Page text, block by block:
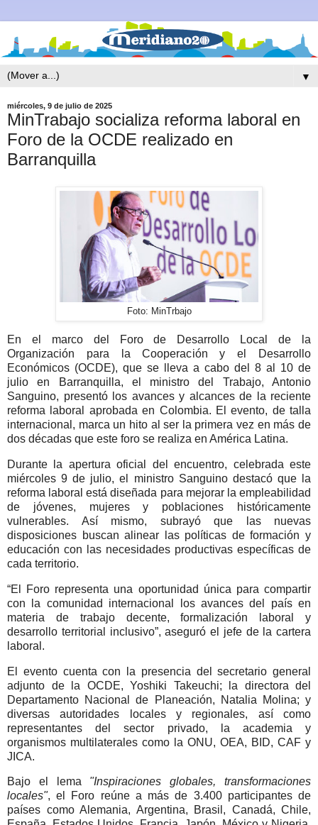
▼
miércoles, 9 de julio de 2025
MinTrabajo socializa reforma laboral en
Foro de la OCDE realizado en
Barranquilla
Foto: MinTrbajo
En el marco del Foro de Desarrollo Local de la
Organización para la Cooperación y el Desarrollo
Económicos (OCDE), que se lleva a cabo del 8 al 10 de
julio en Barranquilla, el ministro del Trabajo, Antonio
Sanguino, presentó los avances y alcances de la reciente
reforma laboral aprobada en Colombia. El evento, de talla
internacional, marca un hito al ser la primera vez en más de
dos décadas que este foro se realiza en América Latina.
Durante la apertura oficial del encuentro, celebrada este
miércoles 9 de julio, el ministro Sanguino destacó que la
reforma laboral está diseñada para mejorar la empleabilidad
de jóvenes, mujeres y poblaciones históricamente
vulnerables. Así mismo, subrayó que las nuevas
disposiciones buscan alinear las políticas de formación y
educación con las necesidades productivas específicas de
cada territorio.
“El Foro representa una oportunidad única para compartir
con la comunidad internacional los avances del país en
materia de trabajo decente, formalización laboral y
desarrollo territorial inclusivo”, aseguró el jefe de la cartera
laboral.
El evento cuenta con la presencia del secretario general
adjunto de la OCDE, Yoshiki Takeuchi; la directora del
Departamento Nacional de Planeación, Natalia Molina; y
diversas autoridades locales y regionales, así como
representantes del sector privado, la academia y
organismos multilaterales como la ONU, OEA, BID, CAF y
JICA.
Bajo el lema "Inspiraciones globales, transformaciones
locales", el Foro reúne a más de 3.400 participantes de
países como Alemania, Argentina, Brasil, Canadá, Chile,